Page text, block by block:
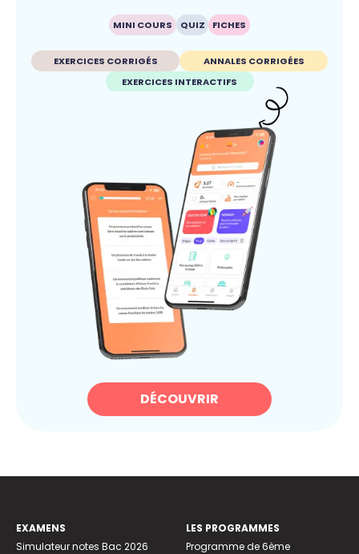
MINI COURS QUIZ FICHES
EXERCICES CORRIGÉS
ANNALES CORRIGÉES
EXERCICES INTERACTIFS
DÉCOUVRIR
EXAMENS
Simulateur notes Bac 2026
LES PROGRAMMES
Programme de 6ème